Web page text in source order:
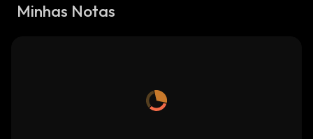
Minhas Notas